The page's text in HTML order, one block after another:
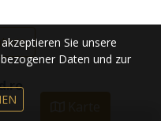
Sie unsere
Daten und zur